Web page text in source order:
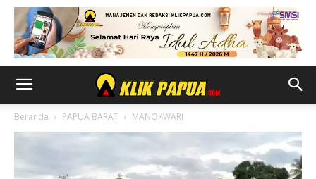
Beranda PAPUA BARAT MANOKWARI